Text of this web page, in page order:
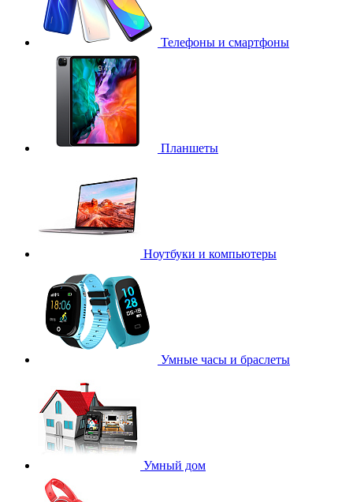
Телефоны и смартфоны
Планшеты
Ноутбуки и компьютеры
Умные часы и браслеты
Умный дом